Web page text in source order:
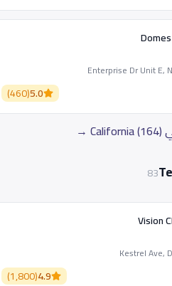
5.0
(
460
)
83
Vision
4.9
(
1,800
)